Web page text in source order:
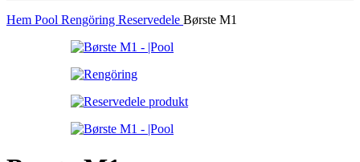
Hem Pool Rengöring Reservedele Børste M1